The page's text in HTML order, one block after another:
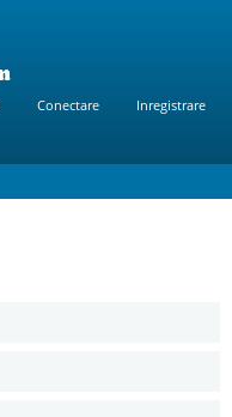
Conectare Inregistrare